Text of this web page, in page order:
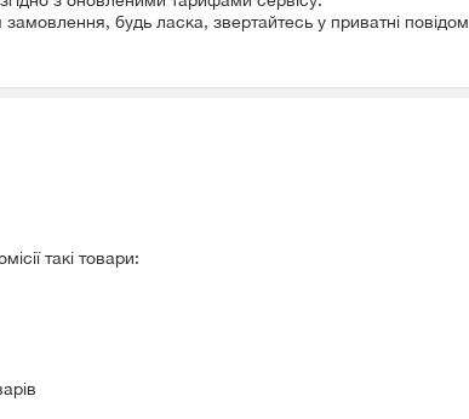
будь ласка, звертайтесь у приватні
такі товари: